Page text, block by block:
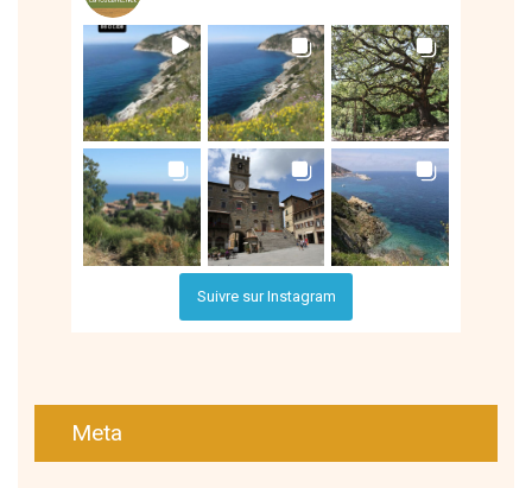
Suivre sur Instagram
Meta